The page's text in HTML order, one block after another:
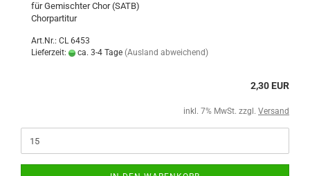
für Gemischter Chor (SATB)
Chorpartitur
Art.Nr.: CL 6453
Lieferzeit:
ca. 3-4 Tage (Ausland abweichend)
2,30 EUR
inkl. 7% MwSt. zzgl. Versand